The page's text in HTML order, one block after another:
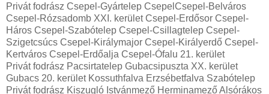
Privát fodrász Csepel-Gyártelep CsepelCsepel-Belváros
Csepel-Rózsadomb XXI. kerület Csepel-Erdősor Csepel-
Háros Csepel-Szabótelep Csepel-Csillagtelep Csepel-
Szigetcsúcs Csepel-Királymajor Csepel-Királyerdő Csepel-
Kertváros Csepel-Erdőalja Csepel-Ófalu 21. kerület
Privát fodrász Pacsirtatelep Gubacsipuszta XX. kerület
Gubacs 20. kerület Kossuthfalva Erzsébetfalva Szabótelep
Privát fodrász Kiszugló Istvánmező Herminamező Alsórákos